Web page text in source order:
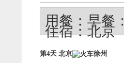
用餐：早餐
住宿：北京
第4天 北京 徐州